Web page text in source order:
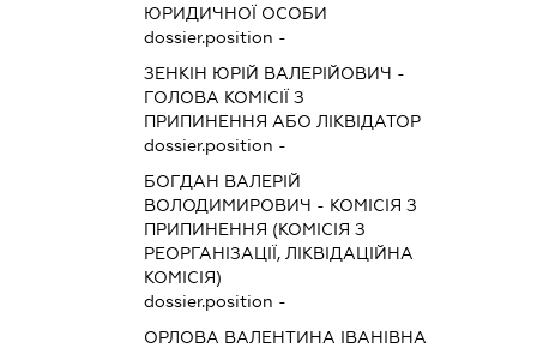
ЮРИДИЧНОЇ ОСОБИ
dossier.position -
ЗЕНКІН ЮРІЙ ВАЛЕРІЙОВИЧ -
ГОЛОВА КОМІСІЇ З
ПРИПИНЕННЯ АБО ЛІКВІДАТОР
dossier.position -
БОГДАН ВАЛЕРІЙ
ВОЛОДИМИРОВИЧ - КОМІСІЯ З
ПРИПИНЕННЯ (КОМІСІЯ З
РЕОРГАНІЗАЦІЇ, ЛІКВІДАЦІЙНА
КОМІСІЯ)
dossier.position -
ОРЛОВА ВАЛЕНТИНА ІВАНІВНА